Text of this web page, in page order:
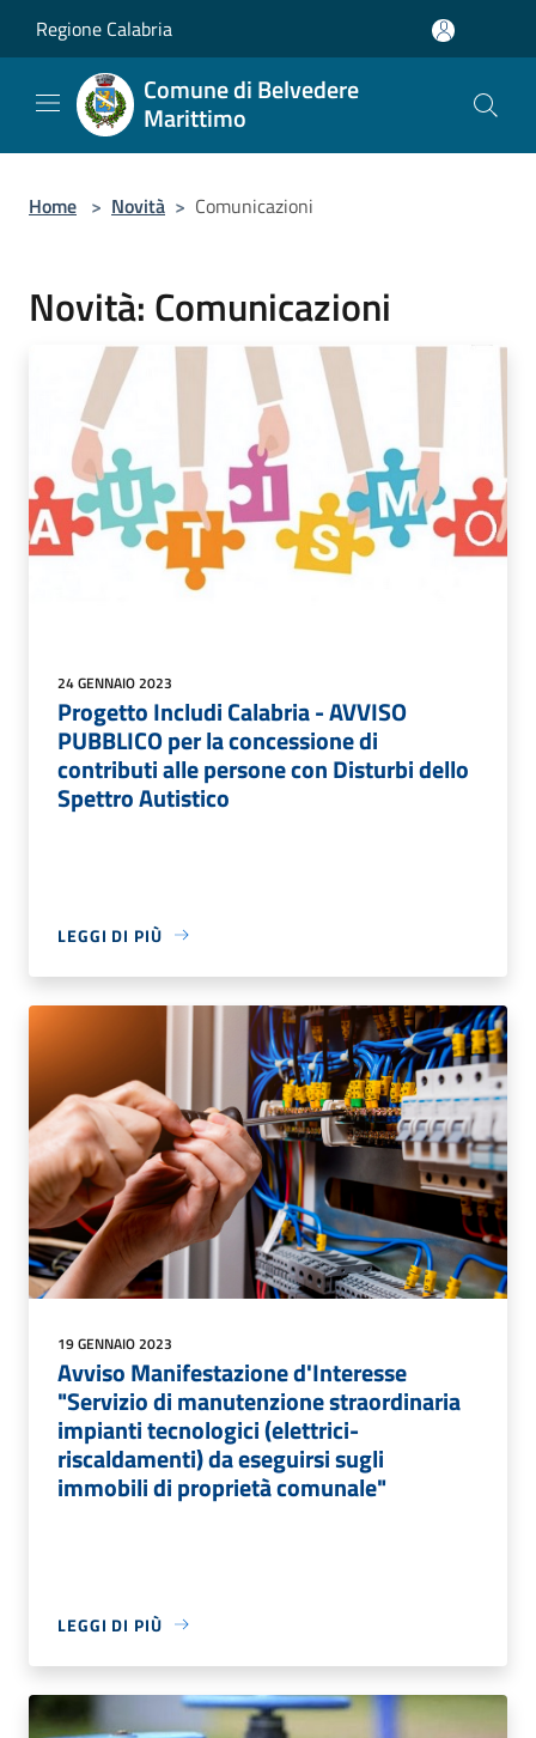
Regione Calabria
Comune di Belvedere
Marittimo
Home > Novità > Comunicazioni
Novità: Comunicazioni
24 GENNAIO 2023
Progetto Includi Calabria - AVVISO
PUBBLICO per la concessione di
contributi alle persone con Disturbi dello
Spettro Autistico
LEGGI DI PIÙ
19 GENNAIO 2023
Avviso Manifestazione d'Interesse
"Servizio di manutenzione straordinaria
impianti tecnologici (elettrici-
riscaldamenti) da eseguirsi sugli
immobili di proprietà comunale"
LEGGI DI PIÙ